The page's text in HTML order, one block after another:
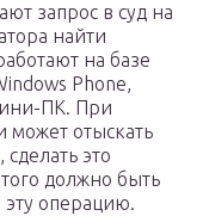
запрос в суд на
найти
на базе
Phone,
ПК. При
может отыскать
это
должно быть
эту операцию.